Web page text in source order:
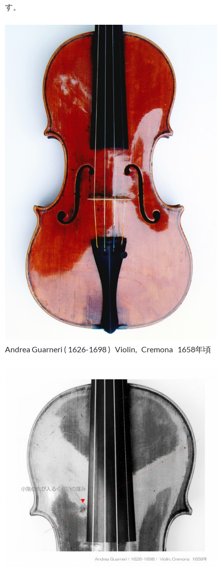
す。
Andrea Guarneri ( 1626-1698 ) Violin, Cremona 1658年頃